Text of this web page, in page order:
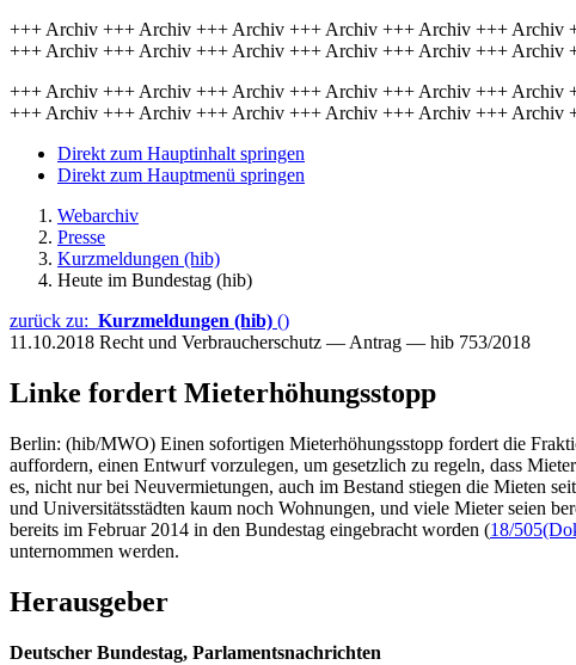
+++ Archiv +++ Archiv +++ Archiv +++ Archiv +++ Archiv +++
+++ Archiv +++ Archiv +++ Archiv +++ Archiv +++ Archiv +++ Archiv
+++ Archiv +++ Archiv +++ Archiv +++ Archiv +++ Archiv +++
+++ Archiv +++ Archiv +++ Archiv +++ Archiv +++ Archiv +++ Archiv
Direkt zum Hauptinhalt springen
Direkt zum Hauptmenü springen
Webarchiv
Presse
Kurzmeldungen (hib)
Heute im Bundestag (hib)
zurück zu: Kurzmeldungen (hib) ()
11.10.2018 Recht und Verbraucherschutz — Antrag — hib 753/2018
Linke fordert Mieterhöhungsstopp
Berlin: (hib/MWO) Einen sofortigen Mieterhöhungsstopp fordert die
auffordern, einen Entwurf vorzulegen, um gesetzlich zu regeln, dass
es, nicht nur bei Neuvermietungen, auch im Bestand stiegen die Mieten
und Universitätsstädten kaum noch Wohnungen, und viele Mieter seien
bereits im Februar 2014 in den Bundestag eingebracht worden (18/505
unternommen werden.
Herausgeber
Deutscher Bundestag, Parlamentsnachrichten